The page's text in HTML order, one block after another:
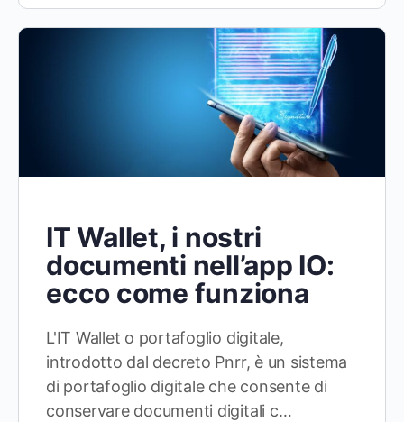
IT Wallet, i nostri
documenti nell’app IO:
ecco come funziona
L'IT Wallet o portafoglio digitale,
introdotto dal decreto Pnrr, è un sistema
di portafoglio digitale che consente di
conservare documenti digitali c…